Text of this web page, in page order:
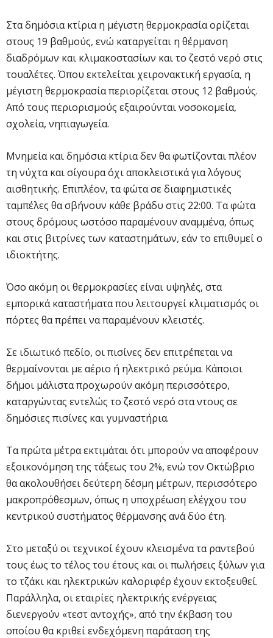
Στα δημόσια κτίρια η μέγιστη θερμοκρασία ορίζεται
στους 19 βαθμούς, ενώ καταργείται η θέρμανση
διαδρόμων και κλιμακοστασίων και το ζεστό νερό στις
τουαλέτες. Όπου εκτελείται χειρονακτική εργασία, η
μέγιστη θερμοκρασία περιορίζεται στους 12 βαθμούς.
Από τους περιορισμούς εξαιρούνται νοσοκομεία,
σχολεία, νηπιαγωγεία.
Μνημεία και δημόσια κτίρια δεν θα φωτίζονται πλέον
τη νύχτα και σίγουρα όχι αποκλειστικά για λόγους
αισθητικής. Επιπλέον, τα φώτα σε διαφημιστικές
ταμπέλες θα σβήνουν κάθε βράδυ στις 22:00. Τα φώτα
στους δρόμους ωστόσο παραμένουν αναμμένα, όπως
και στις βιτρίνες των καταστημάτων, εάν το επιθυμεί ο
ιδιοκτήτης.
Όσο ακόμη οι θερμοκρασίες είναι υψηλές, στα
εμπορικά καταστήματα που λειτουργεί κλιματισμός οι
πόρτες θα πρέπει να παραμένουν κλειστές.
Σε ιδιωτικό πεδίο, οι πισίνες δεν επιτρέπεται να
θερμαίνονται με αέριο ή ηλεκτρικό ρεύμα. Κάποιοι
δήμοι μάλιστα προχωρούν ακόμη περισσότερο,
καταργώντας εντελώς το ζεστό νερό στα ντους σε
δημόσιες πισίνες και γυμναστήρια.
Τα πρώτα μέτρα εκτιμάται ότι μπορούν να αποφέρουν
εξοικονόμηση της τάξεως του 2%, ενώ τον Οκτώβριο
θα ακολουθήσει δεύτερη δέσμη μέτρων, περισσότερο
μακροπρόθεσμων, όπως η υποχρέωση ελέγχου του
κεντρικού συστήματος θέρμανσης ανά δύο έτη.
Στο μεταξύ οι τεχνικοί έχουν κλεισμένα τα ραντεβού
τους έως το τέλος του έτους και οι πωλήσεις ξύλων για
το τζάκι και ηλεκτρικών καλοριφέρ έχουν εκτοξευθεί.
Παράλληλα, οι εταιρίες ηλεκτρικής ενέργειας
διενεργούν «τεστ αντοχής», από την έκβαση του
οποίου θα κριθεί ενδεχόμενη παράταση της